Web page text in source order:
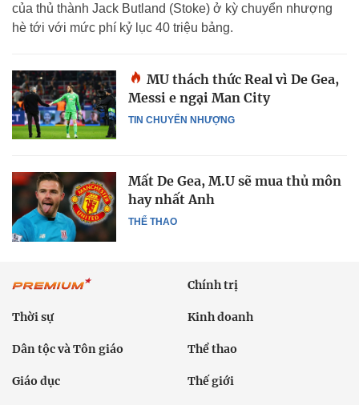
của thủ thành Jack Butland (Stoke) ở kỳ chuyển nhượng
hè tới với mức phí kỷ lục 40 triệu bảng.
TIN CHUYỂN NHƯỢNG
MU thách thức Real vì De Gea,
Messi e ngại Man City
THỂ THAO
Mất De Gea, M.U sẽ mua thủ môn
hay nhất Anh
Chính trị
Thời sự Kinh doanh
Dân tộc và Tôn giáo Thể thao
Giáo dục Thế giới